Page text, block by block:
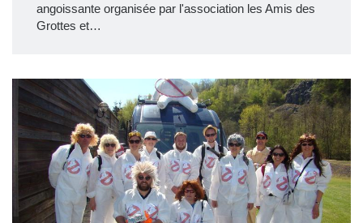
angoissante organisée par l'association les Amis des
Grottes et…